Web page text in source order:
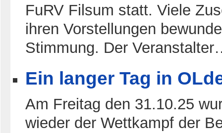
FuRV Filsum statt. Viele
ihren Vorstellungen
Stimmung. Der
Ein langer Tag in
Am Freitag den 31.10.25
wieder der Wettkampf der